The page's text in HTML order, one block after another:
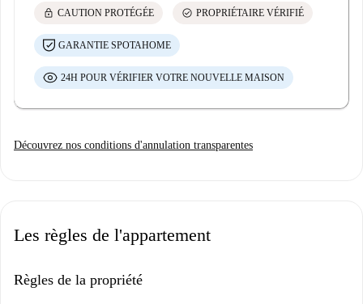
lock CAUTION PROTÉGÉE check_circle PROPRIÉTAIRE VÉRIFIÉ
GARANTIE SPOTAHOME
24H POUR VÉRIFIER VOTRE NOUVELLE MAISON
Découvrez nos conditions d'annulation transparentes
Les règles de l'appartement
Règles de la propriété